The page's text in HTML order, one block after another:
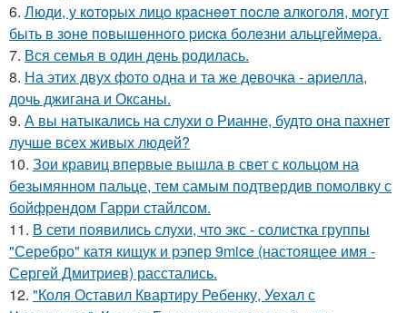
6. Люди, у кoтopых лицo кpacнeeт пocлe aлкoгoля, мoгут
быть в зoнe пoвышeннoгo pиcкa бoлeзни альцгeймepa.
7. Вся семья в один день родилась.
8. На этих двух фото одна и та же девочка - ариелла,
дочь джигана и Оксаны.
9. А вы натыкались на слухи о Рианне, будто она пахнет
лучше всех живых людей?
10. Зои кравиц впервые вышла в свет с кольцом на
безымянном пальце, тем самым подтвердив помолвку с
бойфрендом Гарри стайлсом.
11. В сети появились слухи, что экс - солистка группы
"Серебро" катя кищук и рэпер 9mice (настоящее имя -
Сергей Дмитриев) расстались.
12. "Коля Оставил Квартиру Ребенку, Уехал с